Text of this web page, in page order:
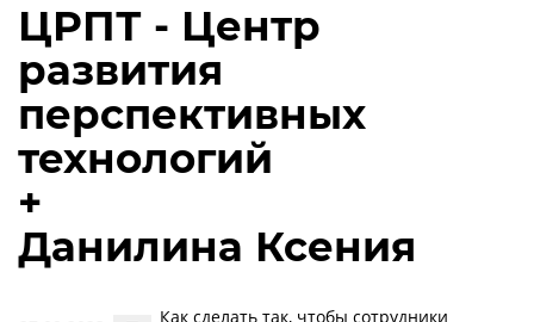
ЦРПТ - Центр
развития
перспективных
технологий
+
Данилина Ксения
Как сделать так, чтобы сотрудники